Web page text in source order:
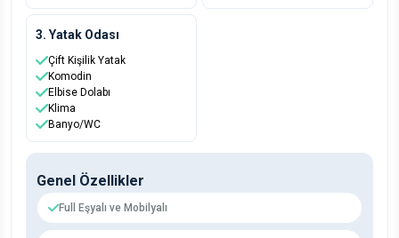
3. Yatak Odası
Çift Kişilik Yatak
Komodin
Elbise Dolabı
Klima
Banyo/WC
Genel Özellikler
Full Eşyalı ve Mobilyalı